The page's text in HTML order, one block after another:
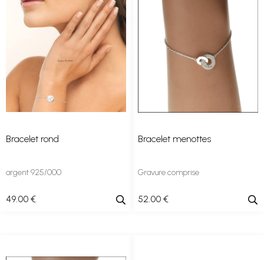
Bracelet rond
argent 925/000
49.00 €
Bracelet menottes
Gravure comprise
52.00 €